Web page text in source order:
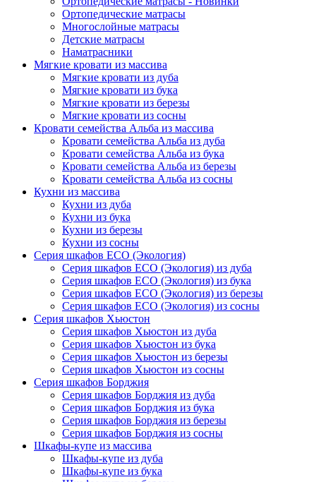
Ортопедические матрасы
Многослойные матрасы
Детские матрасы
Наматрасники
Мягкие кровати из массива
Мягкие кровати из дуба
Мягкие кровати из бука
Мягкие кровати из березы
Мягкие кровати из сосны
Кровати семейства Альба из массива
Кровати семейства Альба из дуба
Кровати семейства Альба из бука
Кровати семейства Альба из березы
Кровати семейства Альба из сосны
Кухни из массива
Кухни из дуба
Кухни из бука
Кухни из березы
Кухни из сосны
Серия шкафов ECO (Экология)
Серия шкафов ECO (Экология) из дуба
Серия шкафов ECO (Экология) из бука
Серия шкафов ECO (Экология) из березы
Серия шкафов ECO (Экология) из сосны
Серия шкафов Хьюстон
Серия шкафов Хьюстон из дуба
Серия шкафов Хьюстон из бука
Серия шкафов Хьюстон из березы
Серия шкафов Хьюстон из сосны
Серия шкафов Борджия
Серия шкафов Борджия из дуба
Серия шкафов Борджия из бука
Серия шкафов Борджия из березы
Серия шкафов Борджия из сосны
Шкафы-купе из массива
Шкафы-купе из дуба
Шкафы-купе из бука